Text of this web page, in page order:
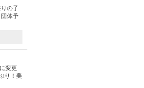
の子
体予
変更
り！美